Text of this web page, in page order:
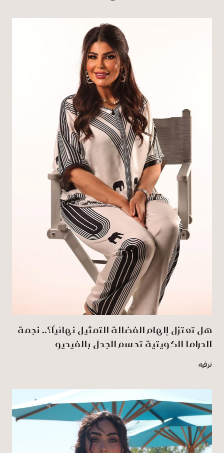
هل تعتزل إلهام الفضالة التمثيل نهائيًا؟.. نجمة
الدراما الكويتية تحسم الجدل بالفيديو
ترفيه